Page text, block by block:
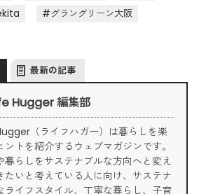
グラングリーン大阪
最新の記事
Hugger 編集部
（ライフハガー）は暮らしを楽
ントを紹介するウェブマガジンです。
暮らしをサステナブルな方向へと変え
たいと考えている人に向け、サステナ
ライフスタイル、丁寧な暮らし、子育